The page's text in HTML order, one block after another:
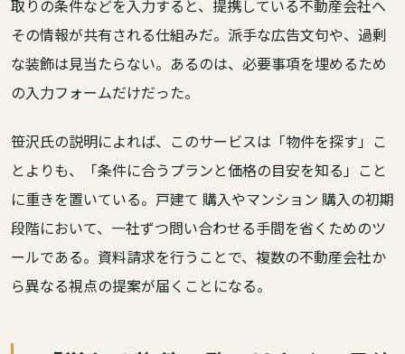
取りの条件などを入力すると、提携している不動産会社へ
その情報が共有される仕組みだ。派手な広告文句や、過剰
な装飾は見当たらない。あるのは、必要事項を埋めるため
の入力フォームだけだった。
笹沢氏の説明によれば、このサービスは「物件を探す」こ
とよりも、「条件に合うプランと価格の目安を知る」こと
に重きを置いている。戸建て 購入やマンション 購入の初期
段階において、一社ずつ問い合わせる手間を省くためのツ
ールである。資料請求を行うことで、複数の不動産会社か
ら異なる視点の提案が届くことになる。